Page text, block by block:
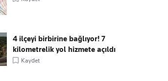
4 ilçeyi birbirine bağlıyor! 7
kilometrelik yol hizmete açıldı
Kaydet